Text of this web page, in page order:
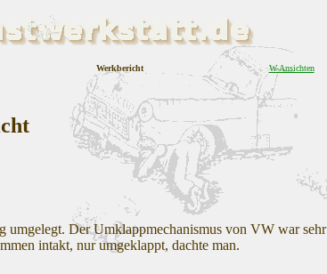
Werkbericht W-Ansichten
umgelegt. Der Umklappmechanismus von VW war sehr
intakt, nur umgeklappt, dachte man.